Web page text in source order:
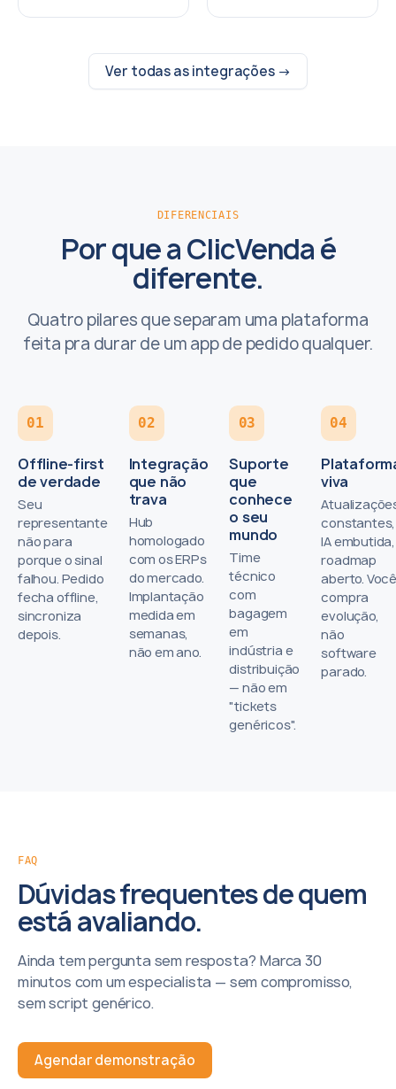
Ver todas as integrações →
DIFERENCIAIS
Por que a ClicVenda é
diferente.
Quatro pilares que separam uma plataforma
feita pra durar de um app de pedido qualquer.
01
Offline-first
de verdade
Seu
representante
não para
porque o sinal
falhou. Pedido
fecha offline,
sincroniza
depois.
02
Integração
que não
trava
Hub
homologado
com os ERPs
do mercado.
Implantação
medida em
semanas,
não em ano.
03
Suporte
que
conhece
o seu
mundo
Time
técnico
com
bagagem
em
indústria e
distribuição
— não em
"tickets
genéricos".
04
viva
constantes,
IA embutida,
roadmap
aberto.
compra
evolução,
não
software
parado.
FAQ
Dúvidas frequentes de quem
está avaliando.
Ainda tem pergunta sem resposta? Marca 30
minutos com um especialista — sem compromisso,
sem script genérico.
Agendar demonstração